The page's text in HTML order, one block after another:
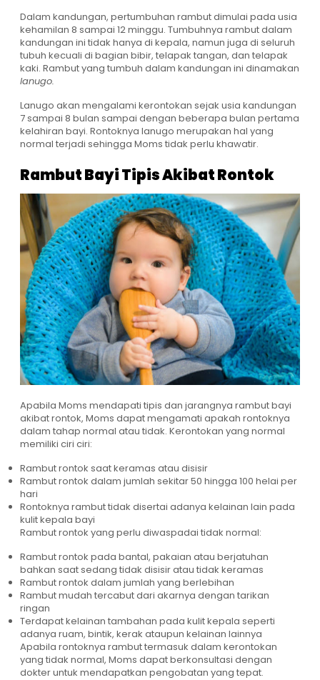
Dalam kandungan, pertumbuhan rambut dimulai pada usia
kehamilan 8 sampai 12 minggu. Tumbuhnya rambut dalam
kandungan ini tidak hanya di kepala, namun juga di seluruh
tubuh kecuali di bagian bibir, telapak tangan, dan telapak
kaki. Rambut yang tumbuh dalam kandungan ini dinamakan
lanugo.
Lanugo akan mengalami kerontokan sejak usia kandungan
7 sampai 8 bulan sampai dengan beberapa bulan pertama
kelahiran bayi. Rontoknya lanugo merupakan hal yang
normal terjadi sehingga Moms tidak perlu khawatir.
Rambut Bayi Tipis Akibat Rontok
Apabila Moms mendapati tipis dan jarangnya rambut bayi
akibat rontok, Moms dapat mengamati apakah rontoknya
dalam tahap normal atau tidak. Kerontokan yang normal
memiliki ciri ciri:
Rambut rontok saat keramas atau disisir
Rambut rontok dalam jumlah sekitar 50 hingga 100 helai per
hari
Rontoknya rambut tidak disertai adanya kelainan lain pada
kulit kepala bayi
Rambut rontok yang perlu diwaspadai tidak normal:
Rambut rontok pada bantal, pakaian atau berjatuhan
bahkan saat sedang tidak disisir atau tidak keramas
Rambut rontok dalam jumlah yang berlebihan
Rambut mudah tercabut dari akarnya dengan tarikan
ringan
Terdapat kelainan tambahan pada kulit kepala seperti
adanya ruam, bintik, kerak ataupun kelainan lainnya
Apabila rontoknya rambut termasuk dalam kerontokan
yang tidak normal, Moms dapat berkonsultasi dengan
dokter untuk mendapatkan pengobatan yang tepat.